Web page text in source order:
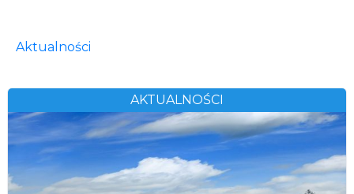
Aktualności
AKTUALNOŚCI